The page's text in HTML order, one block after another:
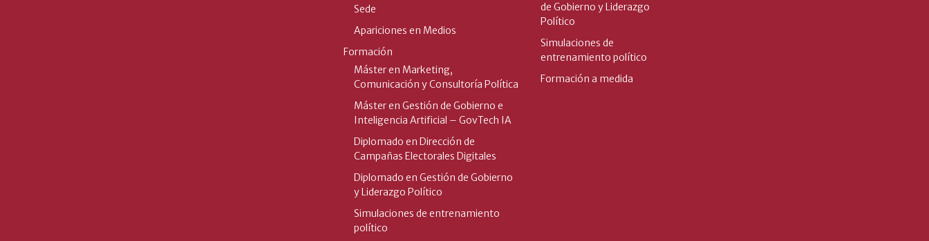
Sede
Apariciones en Medios
Formación
Máster en Marketing,
Comunicación y Consultoría Política
Máster en Gestión de Gobierno e
Inteligencia Artificial – GovTech IA
Diplomado en Dirección de
Campañas Electorales Digitales
Diplomado en Gestión de Gobierno
y Liderazgo Político
Simulaciones de entrenamiento
político
de Gobierno y Liderazgo
Político
Simulaciones de
entrenamiento político
Formación a medida